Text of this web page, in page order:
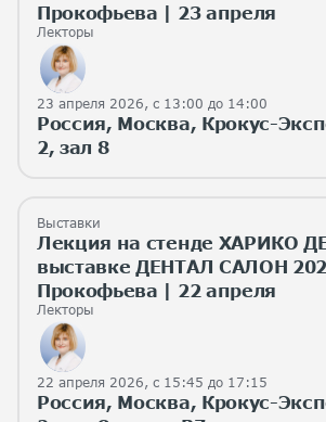
Прокофьева | 23 апреля
Лекторы
23 апреля 2026, с 13:00 до 14:00
Россия, Москва, Крокус-
2, зал 8
Выставки
Лекция на стенде ХАРИКО
выставке ДЕНТАЛ САЛОН
Прокофьева | 22 апреля
Лекторы
22 апреля 2026, с 15:45 до 17:15
Россия, Москва, Крокус-